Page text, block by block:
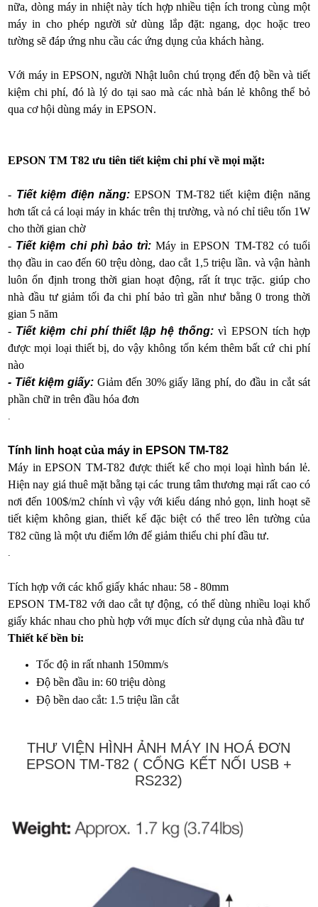
nữa, dòng máy in nhiệt này tích hợp nhiều tiện ích trong cùng một
máy in cho phép người sử dùng lắp đặt: ngang, dọc hoặc treo
tường sẽ đáp ứng nhu cầu các ứng dụng của khách hàng.
Với máy in EPSON, người Nhật luôn chú trọng đến độ bền và tiết
kiệm chi phí, đó là lý do tại sao mà các nhà bán lẻ không thể bỏ
qua cơ hội dùng máy in EPSON.
EPSON TM T82 ưu tiên tiết kiệm chi phí về mọi mặt:
- Tiết kiệm điện năng: EPSON TM-T82 tiết kiệm điện năng
hơn tất cả cá loại máy in khác trên thị trường, và nó chỉ tiêu tốn 1W
cho thời gian chờ
- Tiết kiệm chi phì bảo trì: Máy in EPSON TM-T82 có tuổi
thọ đầu in cao đến 60 trệu dòng, dao cắt 1,5 triệu lần. và vận hành
luôn ổn định trong thời gian hoạt động, rất ít trục trặc. giúp cho
nhà đầu tư giảm tối đa chi phí bảo trì gần như bằng 0 trong thời
gian 5 năm
- Tiết kiệm chi phí thiết lập hệ thống: vì EPSON tích hợp
được mọi loại thiết bị, do vậy không tốn kém thêm bất cứ chi phí
nào
- Tiết kiệm giấy: Giảm đến 30% giấy lãng phí, do đầu in cắt sát
phần chữ in trên đầu hóa đơn
.
Tính linh hoạt của máy in EPSON TM-T82
Máy in EPSON TM-T82 được thiết kế cho mọi loại hình bán lẻ.
Hiện nay giá thuê mặt bằng tại các trung tâm thương mại rất cao có
nơi đến 100$/m2 chính vì vậy với kiểu dáng nhỏ gọn, linh hoạt sẽ
tiết kiệm không gian, thiết kế đặc biệt có thể treo lên tường của
T82 cũng là một ưu điểm lớn để giảm thiểu chi phí đầu tư.
.
Tích hợp với các khổ giấy khác nhau: 58 - 80mm
EPSON TM-T82 với dao cắt tự động, có thể dùng nhiều loại khổ
giấy khác nhau cho phù hợp với mục đích sử dụng của nhà đầu tư
Thiết kế bền bỉ:
Tốc độ in rất nhanh 150mm/s
Độ bền đầu in: 60 triệu dòng
Độ bền dao cắt: 1.5 triệu lần cắt
THƯ VIỆN HÌNH ẢNH MÁY IN HOÁ ĐƠN
EPSON TM-T82 ( CỔNG KẾT NỐI USB +
RS232)